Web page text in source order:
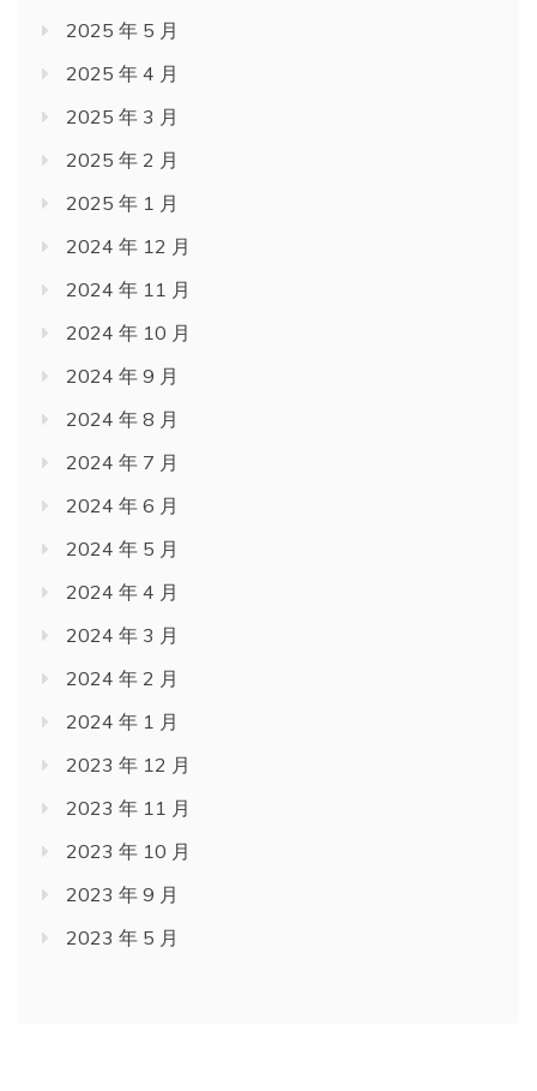
2025 年 5 月
2025 年 4 月
2025 年 3 月
2025 年 2 月
2025 年 1 月
2024 年 12 月
2024 年 11 月
2024 年 10 月
2024 年 9 月
2024 年 8 月
2024 年 7 月
2024 年 6 月
2024 年 5 月
2024 年 4 月
2024 年 3 月
2024 年 2 月
2024 年 1 月
2023 年 12 月
2023 年 11 月
2023 年 10 月
2023 年 9 月
2023 年 5 月